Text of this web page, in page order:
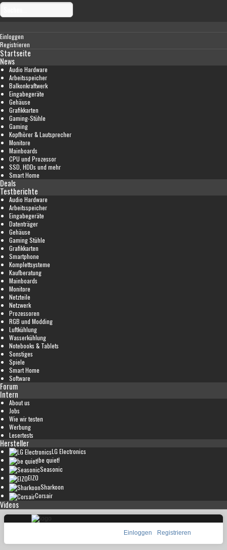
Einloggen
Registrieren
Startseite
News
Audio Hardware
Arbeitsspeicher
Balkonkraftwerk
Eingabegeräte
Gehäuse
Grafikkarten
Gaming-Stühle
Gaming
Kopfhörer & Lautsprecher
Monitore
Mainboards
CPU und Prozessor
SSD, HDDs und mehr
Smart Home
Deals
Testberichte
Audio Hardware
Arbeitsspeicher
Eingabegeräte
Datenträger
Gehäuse
Gaming Stühle
Grafikkarten
Smartphone
Komplettsysteme
Kaufberatung
Mainboards
Monitore
Netzteile
Netzwerk
Prozessoren
RGB und Modding
Luftkühlung
Wasserkühlung
Notebooks & Tablets
Sonstiges
Spiele
Smart Home
Software
Forum
Intern
About us
Jobs
Wie wir testen
Werbung
Lesertests
Hersteller
LG Electronics
be quiet!
Seasonic
EIZO
Sharkoon
Corsair
Videos
Einloggen Registrieren